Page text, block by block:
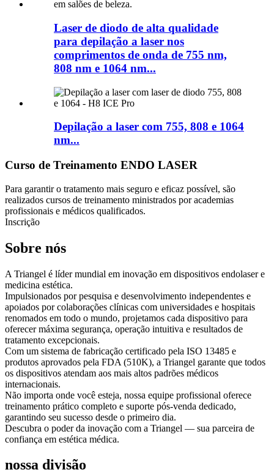
Laser de diodo de alta qualidade
para depilação a laser nos
comprimentos de onda de 755 nm,
808 nm e 1064 nm...
Depilação a laser com 755, 808 e 1064
nm...
Curso de Treinamento ENDO LASER
Para garantir o tratamento mais seguro e eficaz possível, são
realizados cursos de treinamento ministrados por academias
profissionais e médicos qualificados.
Inscrição
Sobre nós
A Triangel é líder mundial em inovação em dispositivos endolaser e
medicina estética.
Impulsionados por pesquisa e desenvolvimento independentes e
apoiados por colaborações clínicas com universidades e hospitais
renomados em todo o mundo, projetamos cada dispositivo para
oferecer máxima segurança, operação intuitiva e resultados de
tratamento excepcionais.
Com um sistema de fabricação certificado pela ISO 13485 e
produtos aprovados pela FDA (510K), a Triangel garante que todos
os dispositivos atendam aos mais altos padrões médicos
internacionais.
Não importa onde você esteja, nossa equipe profissional oferece
treinamento prático completo e suporte pós-venda dedicado,
garantindo seu sucesso desde o primeiro dia.
Descubra o poder da inovação com a Triangel — sua parceira de
confiança em estética médica.
nossa divisão